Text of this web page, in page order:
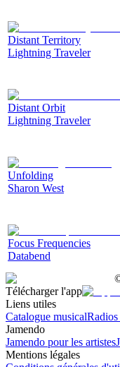
Distant Territory
Lightning Traveler
Distant Orbit
Lightning Traveler
Unfolding
Sharon West
Focus Frequencies
Databend
Télécharger l'app
Liens utiles
Catalogue musical
Jamendo
Jamendo pour les artistes
Mentions légales